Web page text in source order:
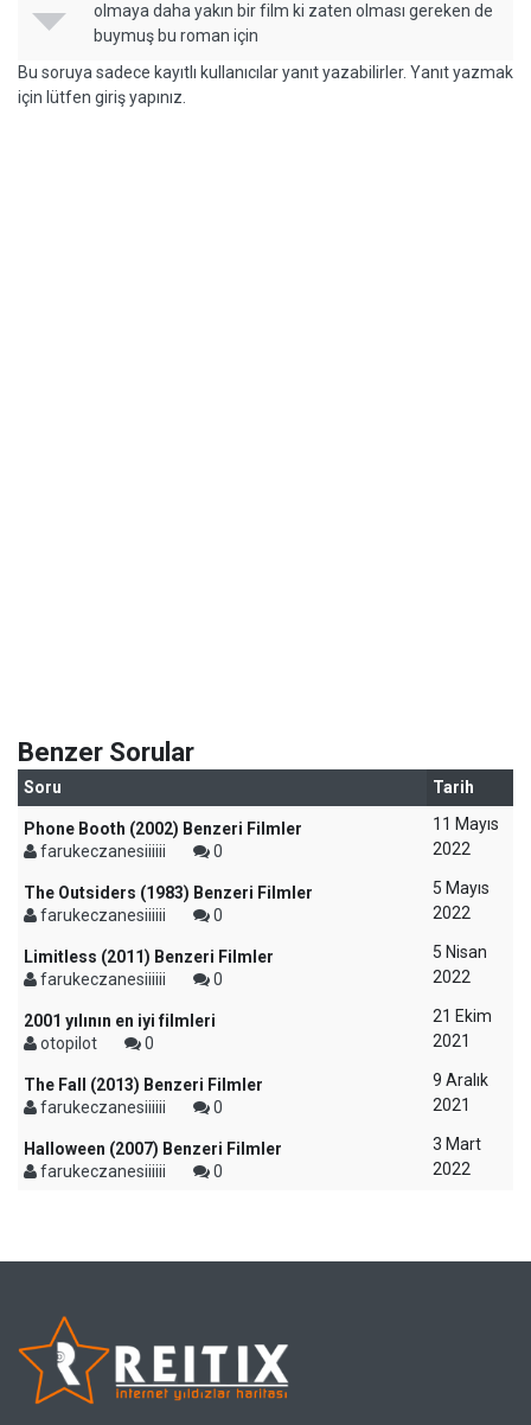
olmaya daha yakın bir film ki zaten olması gereken de
buymuş bu roman için
Bu soruya sadece kayıtlı kullanıcılar yanıt yazabilirler. Yanıt yazmak
için lütfen giriş yapınız.
Benzer Sorular
Soru Tarih
Phone Booth (2002) Benzeri Filmler
farukeczanesiiiiii
0
11 Mayıs
2022
The Outsiders (1983) Benzeri Filmler
farukeczanesiiiiii
0
5 Mayıs
2022
Limitless (2011) Benzeri Filmler
farukeczanesiiiiii
0
5 Nisan
2022
2001 yılının en iyi filmleri
otopilot
0
21 Ekim
2021
The Fall (2013) Benzeri Filmler
farukeczanesiiiiii
0
9 Aralık
2021
Halloween (2007) Benzeri Filmler
farukeczanesiiiiii
0
3 Mart
2022